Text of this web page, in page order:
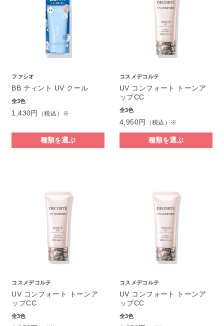
ファシオ
BB ティント UV クール
全3色
1,430円 （税込）※
種類を選ぶ
コスメデコルテ
UV コンフォート トーンア
ップCC
全3色
4,950円 （税込）※
種類を選ぶ
コスメデコルテ
UV コンフォート トーンア
ップCC
全3色
コスメデコルテ
UV コンフォート トーンア
ップCC
全3色